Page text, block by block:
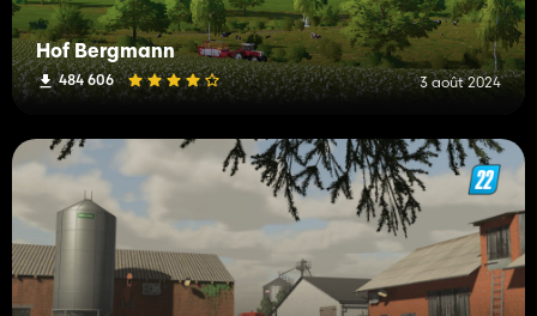
Hof Bergmann
484 606 3 août 2024